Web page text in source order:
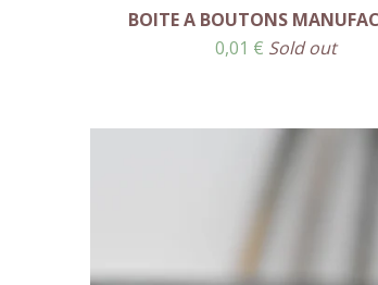
BOITE A BOUTONS
0,01 € Sold out